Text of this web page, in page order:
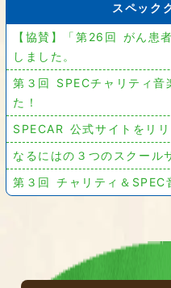
スペック
【協賛】「第26回 がん患
しました。
第３回 SPECチャリティ音
た！
SPECAR 公式サイトをリリ
なるにはの３つのスクール
第３回 チャリティ＆SPEC